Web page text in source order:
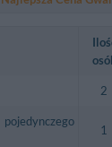
2
1